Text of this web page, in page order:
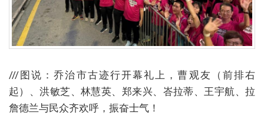
///图说：乔治市古迹行开幕礼上，曹观友（前排右
起）、洪敏芝、林慧英、郑来兴、峇拉蒂、王宇航、拉
詹德兰与民众齐欢呼，振奋士气！